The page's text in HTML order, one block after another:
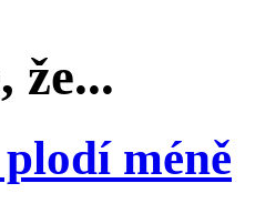
že...
méně